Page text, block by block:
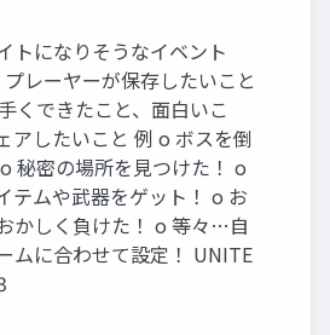
トになりそうなイベント
レーヤーが保存したいこと
くできたこと、面白いこ
アしたいこと 例 o ボスを倒
秘密の場所を見つけた！ o
テムや武器をゲット！ o お
かしく負けた！ o 等々…自
ムに合わせて設定！ UNITE